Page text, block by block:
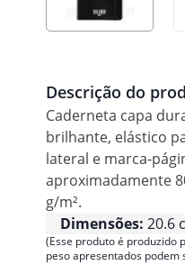
Descrição do
Caderneta capa
brilhante, elástico
lateral e marca-
aproximadamente
g/m².
Dimensões: 20.6
(Esse produto é produzido
peso apresentados